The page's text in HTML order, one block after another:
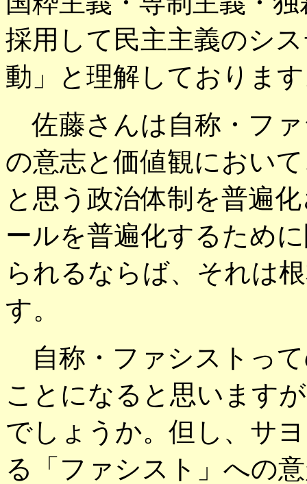
採用して民主主義のシ
動」と理解しておりま
佐藤さんは自称・フ
の意志と価値観におい
と思う政治体制を普遍
ールを普遍化するため
られるならば、それは
す。
自称・ファシストっ
ことになると思います
でしょうか。但し、サ
る「ファシスト」への